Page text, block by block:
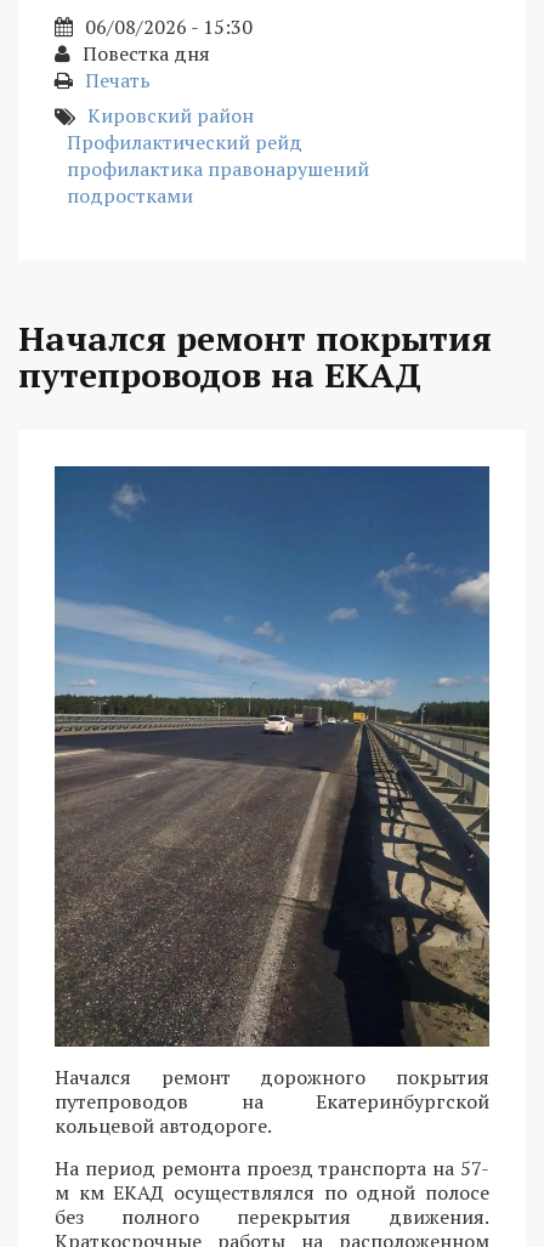
06/08/2026 - 15:30
Повестка дня
Печать
Кировский район
Профилактический рейд
профилактика правонарушений
подростками
Начался ремонт покрытия
путепроводов на ЕКАД
Начался ремонт дорожного покрытия
путепроводов на Екатеринбургской
кольцевой автодороге.
На период ремонта проезд транспорта на 57-
м км ЕКАД осуществлялся по одной полосе
без полного перекрытия движения.
Краткосрочные работы на расположенном